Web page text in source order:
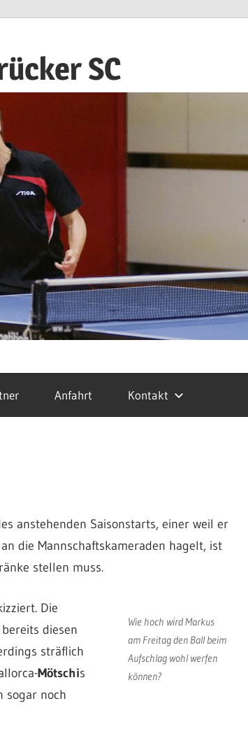
SC
Anfahrt Kontakt
anstehenden Saisonstarts, einer weil er
die Mannschaftskameraden hagelt, ist
stellen muss.
Wie hoch wird Markus
am Freitag den Ball beim
Aufschlag wohl werfen
können?
Die
diesen
sträflich
Mötschis
sogar noch